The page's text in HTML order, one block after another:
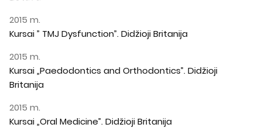
2015 m.
Kursai ” TMJ Dysfunction”. Didžioji Britanija
2015 m.
Kursai „Paedodontics and Orthodontics”. Didžioji
Britanija
2015 m.
Kursai „Oral Medicine”. Didžioji Britanija